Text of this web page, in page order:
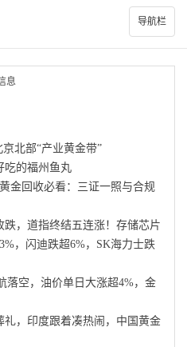
导航栏
息
北部“产业黄金带”
吃的福州鱼丸
金回收必看：三证一照与合规
，道指终结五连涨！存储芯片
，闪迪跌超6%，SK海力士跌
落空，油价单日大涨超4%，金
，印度跟着凑热闹，中国黄金